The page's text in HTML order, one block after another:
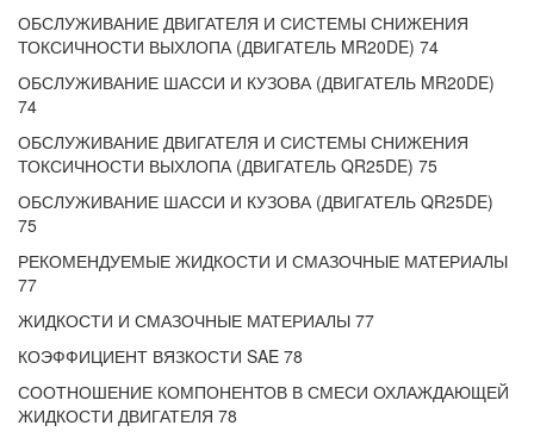
ОБСЛУЖИВАНИЕ ДВИГАТЕЛЯ И СИСТЕМЫ СНИЖЕНИЯ
ТОКСИЧНОСТИ ВЫХЛОПА (ДВИГАТЕЛЬ MR20DE) 74
ОБСЛУЖИВАНИЕ ШАССИ И КУЗОВА (ДВИГАТЕЛЬ MR20DE)
74
ОБСЛУЖИВАНИЕ ДВИГАТЕЛЯ И СИСТЕМЫ СНИЖЕНИЯ
ТОКСИЧНОСТИ ВЫХЛОПА (ДВИГАТЕЛЬ QR25DE) 75
ОБСЛУЖИВАНИЕ ШАССИ И КУЗОВА (ДВИГАТЕЛЬ QR25DE)
75
РЕКОМЕНДУЕМЫЕ ЖИДКОСТИ И СМАЗОЧНЫЕ МАТЕРИАЛЫ
77
ЖИДКОСТИ И СМАЗОЧНЫЕ МАТЕРИАЛЫ 77
КОЭФФИЦИЕНТ ВЯЗКОСТИ SAE 78
СООТНОШЕНИЕ КОМПОНЕНТОВ В СМЕСИ ОХЛАЖДАЮЩЕЙ
ЖИДКОСТИ ДВИГАТЕЛЯ 78